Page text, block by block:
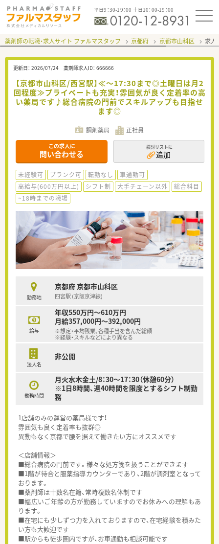
平日9：30-19：00 土日10：00-19：00
薬剤師の転職・求人サイト ファルマスタッフ 京都府 京都市山科区 求人
更新日： 2026/07/24 薬剤師求人ID： 666666
【京都市山科区/西宮駅】≪～17:30まで◎土曜日は月2
回程度≫プライベートも充実！雰囲気が良く定着率の高
い薬局です♪総合病院の門前でスキルアップも目指せ
ます◎
調剤薬局 正社員
この求人に
問い合わせる
検討リストに
追加
未経験可 ブランク可 転勤なし
車通勤可
高給与(600万円以上)
シフト制 大手チェーン以外
総合科目
~18時までの職場
勤務地
京都府 京都市山科区
四宮駅 (京阪京津線)
給与
年収550万円～610万円
月給357,000円～392,000円
※想定・平均残業、各種手当を含んだ総額
※経験・スキルなどにより異なる
法人名
非公開
勤務時間
月火水木金土/8：30～17：30（休憩60分）
※1日8時間、週40時間を限度とするシフト制勤
務
1店舗のみの運営の薬局様です！
雰囲気も良く定着率も抜群◎
異動もなく京都で腰を据えて働きたい方にオススメです
＜店舗情報＞
■総合病院の門前です。様々な処方箋を扱うことができます
■1階が待合と服薬指導カウンターであり、2階が調剤室となって
おります。
■薬剤師は十数名在籍、常時複数名体制です
■幅広いご年齢の方が勤務していますのでお休みへの理解もあ
ります。
■在宅にも少しずつ力を入れておりますので、在宅経験を積みた
い方も大歓迎です
■駅からも徒歩圏内ですが、お車通勤も相談可能です